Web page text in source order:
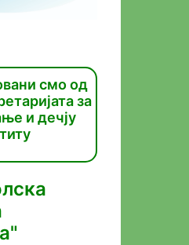
смо од
за
и дечју